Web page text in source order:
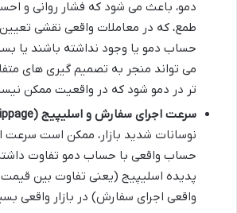
دمو، باعث می شود که فشار روانی و
طمع، که در معاملات واقعی نقشی تعیین
حساب دمو یا وجود نداشته باشند یا
می تواند منجر به تصمیم گیری های
تر در دمو شود که در واقعیت ممکن
سرعت اجرای سفارش و اسلیپیج (Slippage):
نوسانات شدید بازار، ممکن است سرعت
حساب واقعی با حساب دمو تفاوت
پدیده اسلیپیج (یعنی تفاوت بین قیمت
واقعی اجرای سفارش) در بازار واقعی